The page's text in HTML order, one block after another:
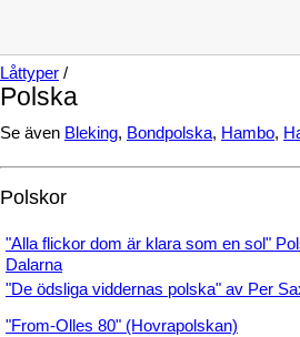
Låttyper /
Polska
Se även Bleking, Bondpolska, Hambo,
Polskor
"Alla flickor dom är klara som en sol"
Dalarna
"De ödsliga viddernas polska" av Per
"From-Olles 80" (Hovrapolskan)